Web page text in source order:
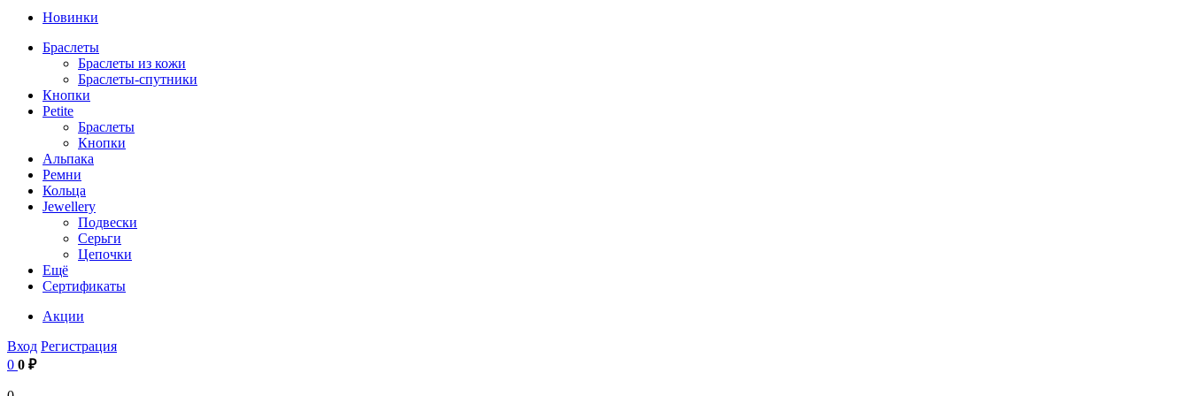
Новинки
Браслеты
Браслеты из кожи
Браслеты-спутники
Кнопки
Petite
Браслеты
Кнопки
Альпака
Ремни
Кольца
Jewellery
Подвески
Серьги
Цепочки
Ещё
Сертификаты
Акции
Вход Регистрация
0 0 ₽